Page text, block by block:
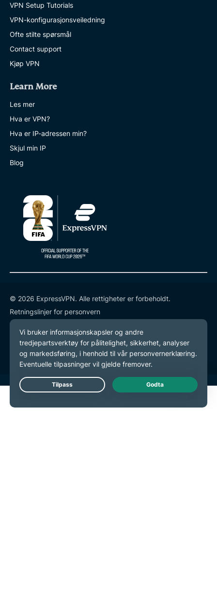
VPN Setup Tutorials
VPN-konfigurasjonsveiledning
Ofte stilte spørsmål
Contact support
Kjøp VPN
Learn More
Les mer
Hva er VPN?
Hva er IP-adressen min?
Skjul min IP
Blog
© 2026 ExpressVPN. Alle rettigheter er forbeholdt.
Retningslinjer for personvern
Tjenestevilkår
endre preferansene dine
Live Chat